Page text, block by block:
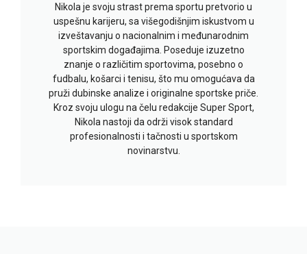
Nikola je svoju strast prema sportu pretvorio u
uspešnu karijeru, sa višegodišnjim iskustvom u
izveštavanju o nacionalnim i međunarodnim
sportskim događajima. Poseduje izuzetno
znanje o različitim sportovima, posebno o
fudbalu, košarci i tenisu, što mu omogućava da
pruži dubinske analize i originalne sportske priče.
Kroz svoju ulogu na čelu redakcije Super Sport,
Nikola nastoji da održi visok standard
profesionalnosti i tačnosti u sportskom
novinarstvu.